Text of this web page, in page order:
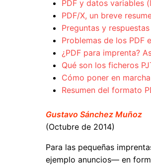
PDF y datos variables
PDF/X, un breve
Preguntas y
Problemas de los PDF
¿PDF para imprenta?
Qué son los ficheros
Cómo poner en
Resumen del formato
Gustavo Sánchez Muñoz
(Octubre de 2014)
Para las pequeñas
ejemplo anuncios— en